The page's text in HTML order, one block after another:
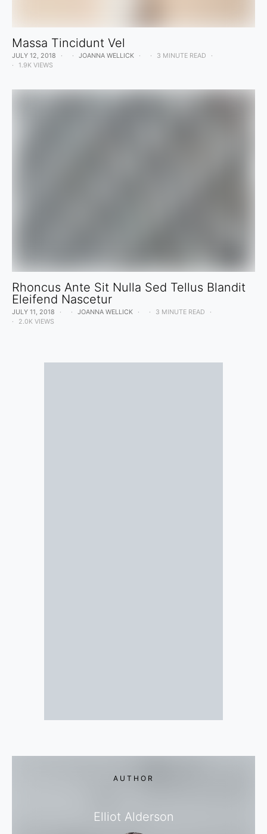
Massa Tincidunt Vel
JULY 12, 2018 JOANNA WELLICK
3 MINUTE READ
1.9K VIEWS
Rhoncus Ante Sit Nulla Sed Tellus Blandit
Eleifend Nascetur
JULY 11, 2018 JOANNA WELLICK
3 MINUTE READ
2.0K VIEWS
AUTHOR
Elliot Alderson